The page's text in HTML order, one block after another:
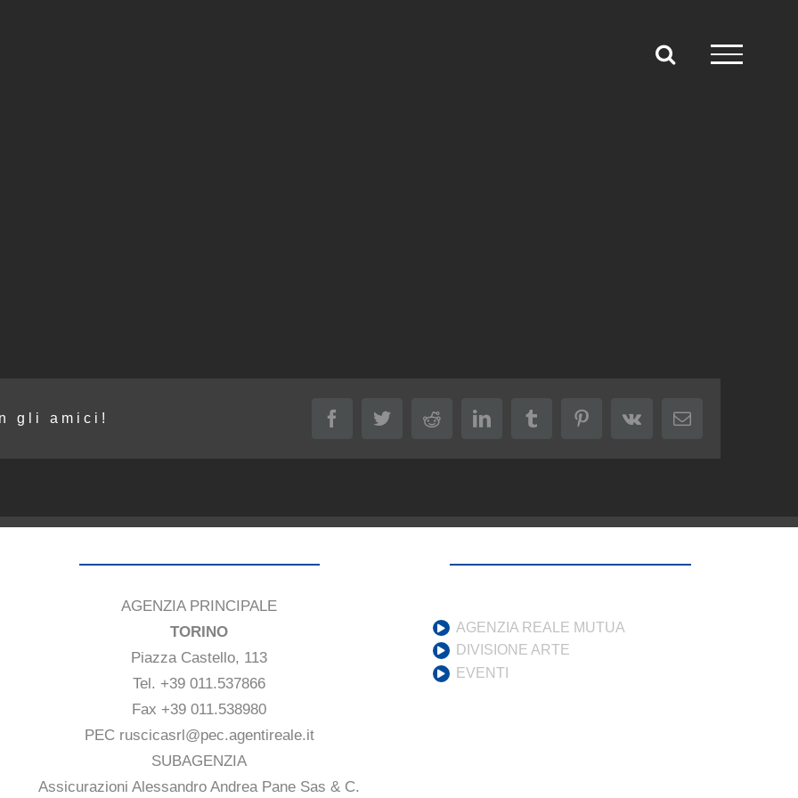
gli amici! FacebookTwitterRedditLinkedInTumblrPinterest
Vk Email
AGENZIA PRINCIPALE
TORINO
Piazza Castello, 113
Tel. +39 011.537866
Fax +39 011.538980
PEC ruscicasrl@pec.agentireale.it
SUBAGENZIA
Assicurazioni Alessandro Andrea Pane Sas & C.
AGENZIA REALE MUTUA
DIVISIONE ARTE
EVENTI